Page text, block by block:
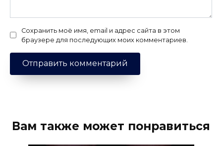
Сохранить моё имя, email и адрес сайта в этом
браузере для последующих моих комментариев.
Вам также может понравиться